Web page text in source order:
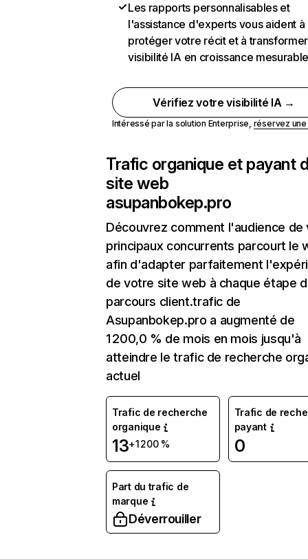
Les rapports personnalisables et
l'assistance d'experts vous aident à
protéger votre récit et à
visibilité IA en croissance
Vérifiez votre visibilité IA →
Intéressé par la solution Enterprise, réservez
Trafic organique et payant
site web
asupanbokep.pro
Découvrez comment l'audience de
principaux concurrents parcourt le
afin d'adapter parfaitement
de votre site web à chaque étape
parcours client.trafic de
Asupanbokep.pro a augmenté de
1 200,0 % de mois en mois jusqu'à
atteindre le trafic de recherche
actuel
Trafic de recherche
organique
13+1 200 %
Trafic de
payant
0
Part du trafic de
marque
Déverrouiller